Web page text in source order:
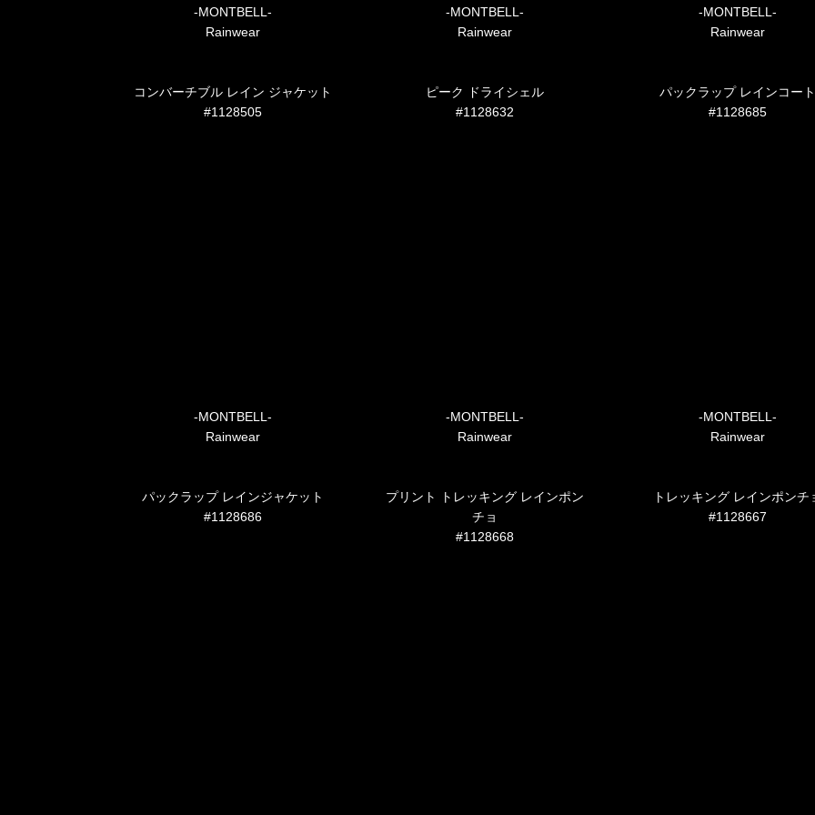
-MONTBELL-
Rainwear
コンバーチブル レイン ジャケット
#1128505
-MONTBELL-
Rainwear
ピーク ドライシェル
#1128632
-MONTBELL-
Rainwear
パックラップ レインコート
#1128685
-MONTBELL-
Rainwear
パックラップ レインジャケット
#1128686
-MONTBELL-
Rainwear
プリント トレッキング レインポン
チョ
#1128668
-MONTBELL-
Rainwear
トレッキング レインポンチ
#1128667